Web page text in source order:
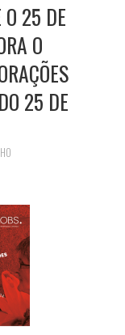
O 25 DE
O
25 DE